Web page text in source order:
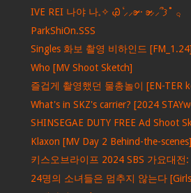
IVE REI 나야 나𓈒✧ ݂Ꮚ݁ ⷭ⸝⸝ʚ̴̶̷̷ · ʚ̴̶̷̷⸝⸝՞𐦯˚ ݂𓂂
ParkShiOn.SSS
Singles 화보 촬영 비하인드 [FM_1.24]
Who [MV Shoot Sketch]
즐겁게 촬영했던 물총놀이 [EN-TER
What's in SKZ's carrier? [2024
SHINSEGAE DUTY FREE Ad Shoot
Klaxon [MV Day 2 Behind-the-
키스오브라이프 2024 SBS 가요대전:
24명의 소녀들은 멈추지 않는다